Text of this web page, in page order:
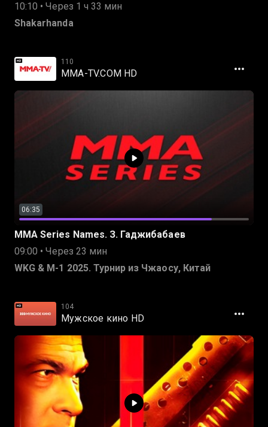
10:10 • Через 1 ч 33 мин
Shakarhanda
110
MMA-TV.COM HD
06:35
MMA Series Names. З. Гаджибабаев
09:00 • Через 23 мин
WKG & M-1 2025. Турнир из Чжаосу, Китай
104
Мужское кино HD